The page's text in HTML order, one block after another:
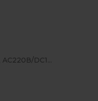
DC1...